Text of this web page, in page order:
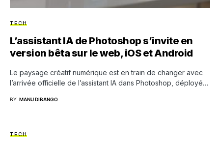
TECH
L’assistant IA de Photoshop s’invite en
version bêta sur le web, iOS et Android
Le paysage créatif numérique est en train de changer avec
l’arrivée officielle de l’assistant IA dans Photoshop, déployé…
BY MANU DIBANGO
TECH